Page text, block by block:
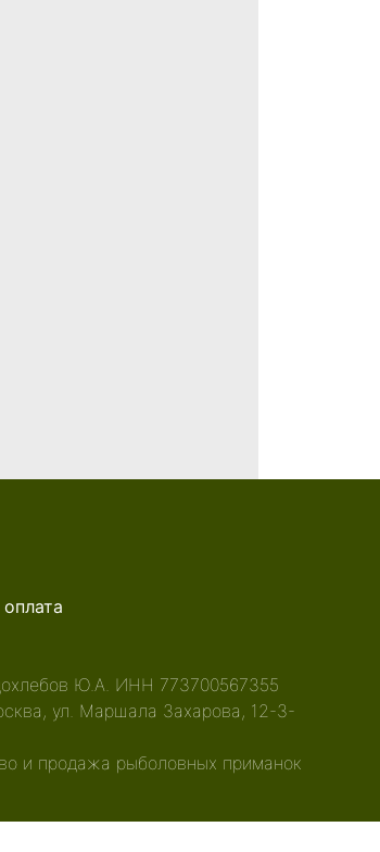
Ю.А. ИНН 773700567355
ул. Маршала Захарова, 12-3-
и продажа рыболовных приманок